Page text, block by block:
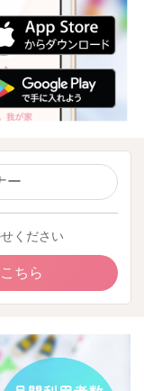
ー
ください
ちら